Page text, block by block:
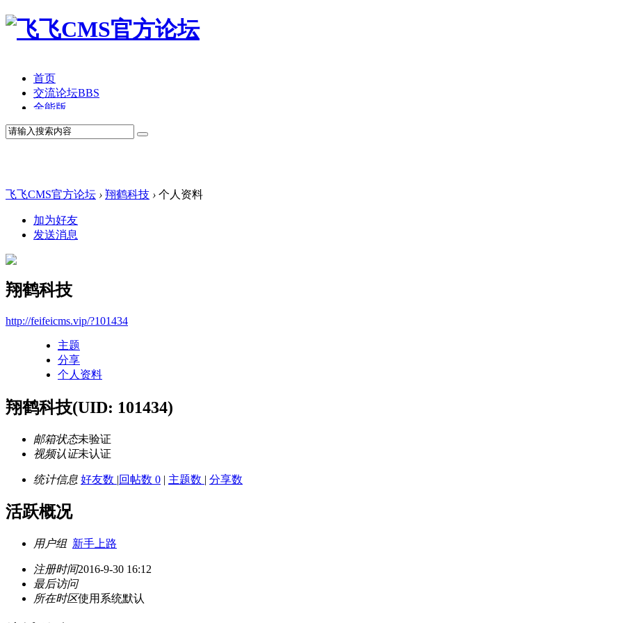
首页
交流论坛BBS
全能版
TV版
产品价格
飞飞CMS官方论坛 › 翔鹤科技 › 个人资料
加为好友
发送消息
翔鹤科技
http://feifeicms.vip/?101434
主题
分享
个人资料
翔鹤科技(UID: 101434)
邮箱状态未验证
视频认证未认证
统计信息 好友数 |回帖数 0 | 主题数 | 分享数
活跃概况
用户组 新手上路
注册时间2016-9-30 16:12
最后访问
所在时区使用系统默认